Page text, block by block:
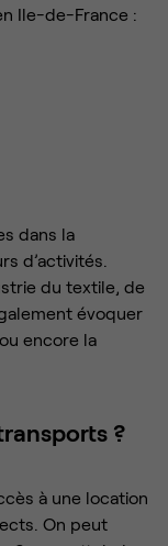
Ile-de-France :
dans la
d’activités.
du textile, de
évoquer
encore la
?
à une location
On peut